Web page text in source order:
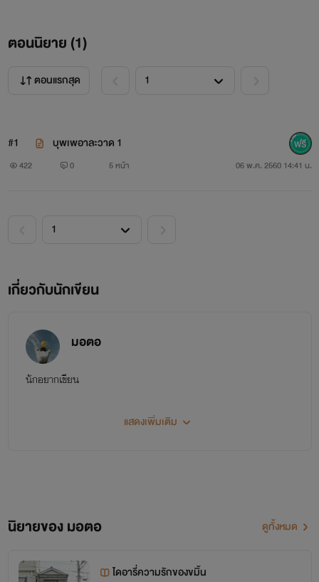
"เธอนี่มันยังไงกันนะ ฉันว่าฉันก็ออกจะหล่อ มากด้วย กระดิก
นิ้วกริ้กเดียวสาวๆก็คลานมาหาแล้ว"
ฉันก็เห็นมาแล้ว"
"แต่ฉันรวยมาก อย่าบอกล่ะว่าเธอน่ะไม่ชอบเงิน" เขาพูด
"หึ ใช่ฉันชอบเงิน แต่ไม่ได้หมายความว่าเงินจะซื้อชีวิตฉันได้
ปล. ไรท์จะมาอัพตอนแรกพรุ่งนี้นะ ระหว่างนี้ขอดูกำลังใจ
จากรี้ดก่อนละกัน ขอบคุณค่ะ
ตอนนิยาย (1)
ตอนแรกสุด
#1 บุพเพอาละวาด 1
422 0 5 หน้า 06 พ.ค. 2560 14:41 น.
เกี่ยวกับนักเขียน
มอตอ
นักอยากเขียน
แสดงเพิ่มเติม
นิยายของ มอตอ ดูทั้งหมด
ไดอารี่ความรักของขมิ้น